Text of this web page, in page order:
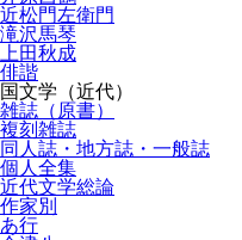
近松門左衛門
滝沢馬琴
上田秋成
俳諧
国文学（近代）
雑誌（原書）
複刻雑誌
同人誌・地方誌・一般誌
個人全集
近代文学総論
作家別
あ行